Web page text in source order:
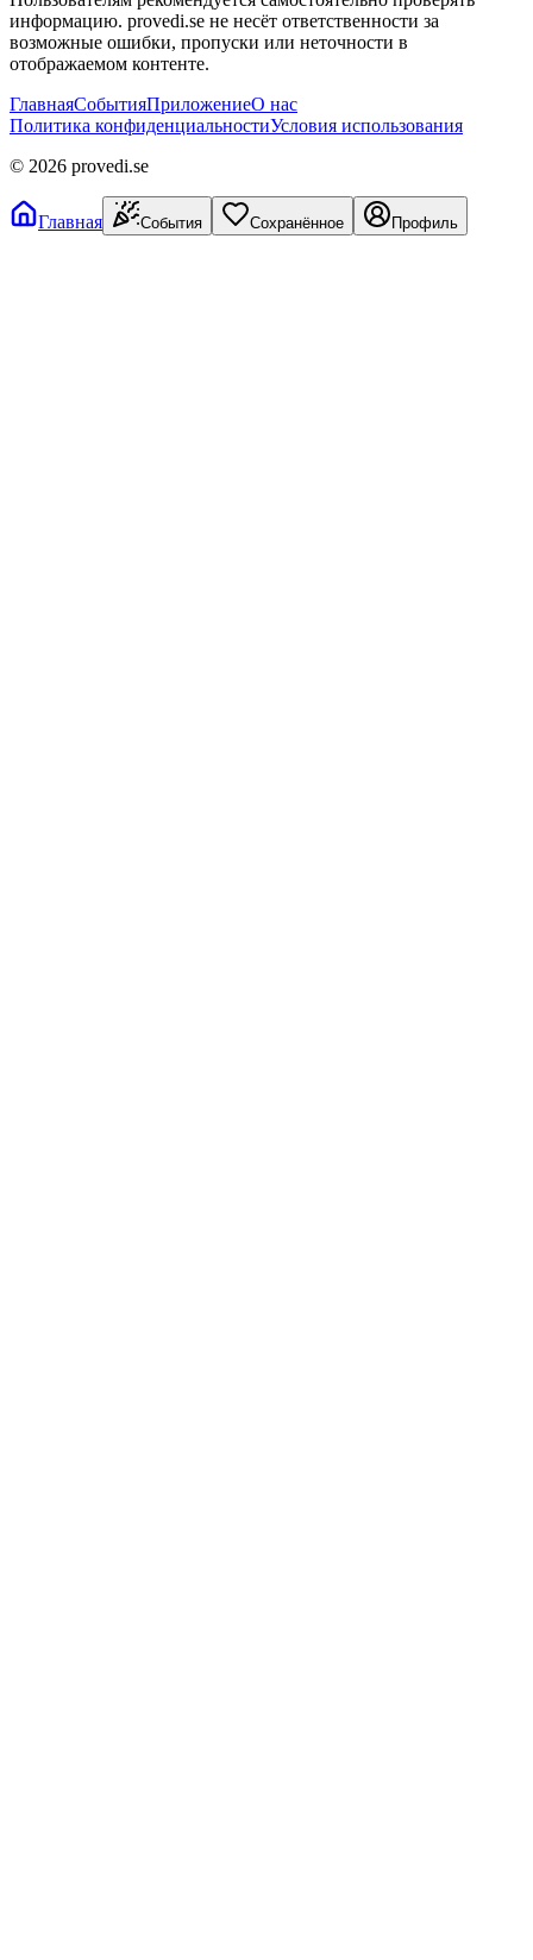
информацию. provedi.se не несёт ответственности за
возможные ошибки, пропуски или неточности в
отображаемом контенте.
ГлавнаяСобытияПриложениеО нас
Политика конфиденциальностиУсловия использования
© 2026 provedi.se
Главная События Сохранённое Профиль